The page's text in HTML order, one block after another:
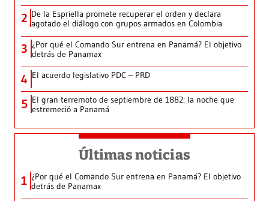
2 De la Espriella promete recuperar el orden y declara
agotado el diálogo con grupos armados en Colombia
3 ¿Por qué el Comando Sur entrena en Panamá? El objetivo
detrás de Panamax
4 El acuerdo legislativo PDC – PRD
5 El gran terremoto de septiembre de 1882: la noche que
estremeció a Panamá
Últimas noticias
1 ¿Por qué el Comando Sur entrena en Panamá? El objetivo
detrás de Panamax